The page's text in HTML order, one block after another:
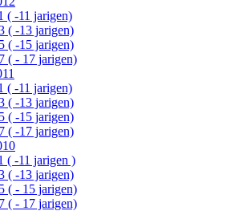
( -11 jarigen)
( -13 jarigen)
( -15 jarigen)
( - 17 jarigen)
( -11 jarigen)
( -13 jarigen)
( -15 jarigen)
( -17 jarigen)
( -11 jarigen )
( -13 jarigen)
( - 15 jarigen)
( - 17 jarigen)